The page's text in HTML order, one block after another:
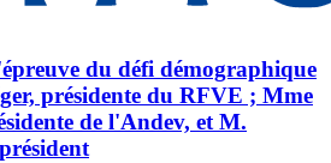
du défi démographique
présidente du RFVE ; Mme
de l'Andev, et M.